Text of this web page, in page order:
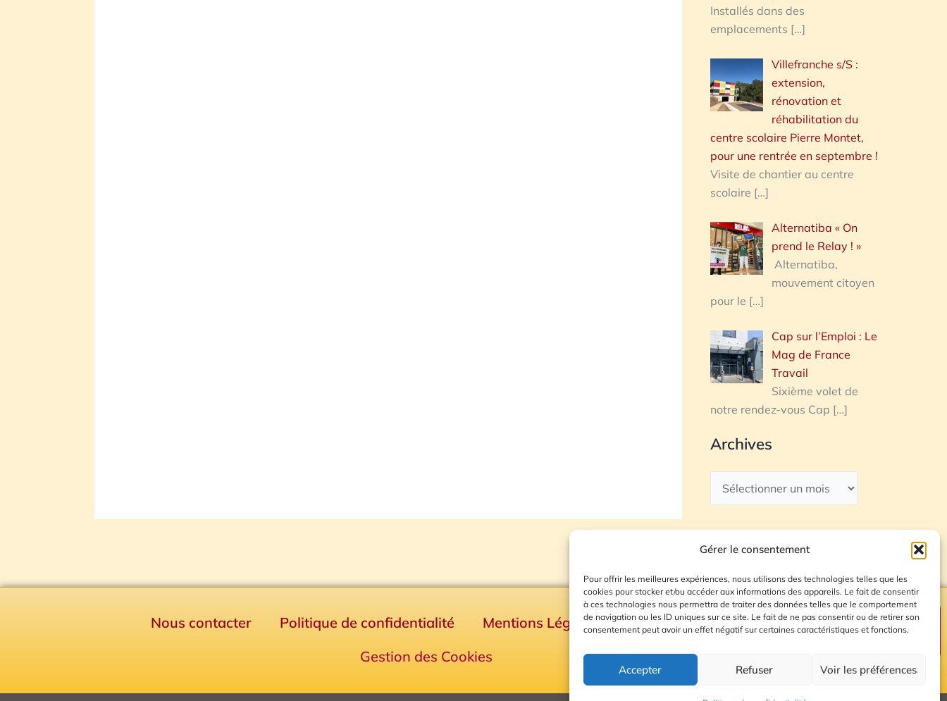
Gérer le consentement
Pour offrir les meilleures expériences, nous utilisons des technologies telles que les
cookies pour stocker et/ou accéder aux informations des appareils. Le fait de consentir
à ces technologies nous permettra de traiter des données telles que le comportement
de navigation ou les ID uniques sur ce site. Le fait de ne pas consentir ou de retirer son
consentement peut avoir un effet négatif sur certaines caractéristiques et fonctions.
Accepter Refuser Voir les préférences
Installés dans des
emplacements […]
Villefranche s/S :
extension,
rénovation et
réhabilitation du
centre scolaire Pierre Montet,
pour une rentrée en septembre !
Visite de chantier au centre
scolaire […]
Alternatiba « On
prend le Relay ! »
Alternatiba,
mouvement citoyen
pour le […]
Cap sur l’Emploi : Le
Mag de France
Travail
Sixième volet de
notre rendez-vous Cap […]
Archives
Nous contacter Politique de confidentialité Mentions Légales
Plan du site
Gestion des Cookies